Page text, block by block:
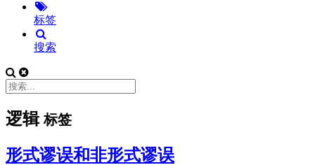
标签
搜索
逻辑标签
形式谬误和非形式谬误